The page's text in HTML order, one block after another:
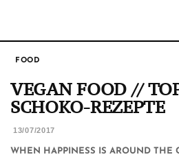
FOOD
VEGAN FOOD //
SCHOKO-REZEPTE
13/07/2017
WHEN HAPPINESS IS AROUND THE